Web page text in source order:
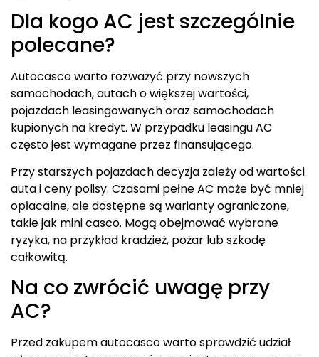
Dla kogo AC jest szczególnie
polecane?
Autocasco warto rozważyć przy nowszych
samochodach, autach o większej wartości,
pojazdach leasingowanych oraz samochodach
kupionych na kredyt. W przypadku leasingu AC
często jest wymagane przez finansującego.
Przy starszych pojazdach decyzja zależy od wartości
auta i ceny polisy. Czasami pełne AC może być mniej
opłacalne, ale dostępne są warianty ograniczone,
takie jak mini casco. Mogą obejmować wybrane
ryzyka, na przykład kradzież, pożar lub szkodę
całkowitą.
Na co zwrócić uwagę przy
AC?
Przed zakupem autocasco warto sprawdzić udział